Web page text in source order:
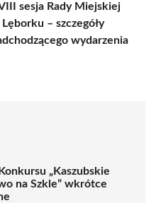
sesja Rady Miejskiej
– szczegóły
wydarzenia
„Kaszubskie
na Szkle” wkrótce